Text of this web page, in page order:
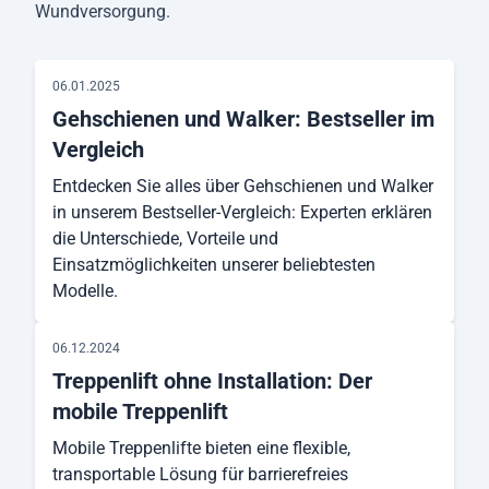
Wundversorgung.
06.01.2025
Gehschienen und Walker: Bestseller im
Vergleich
Entdecken Sie alles über Gehschienen und Walker
in unserem Bestseller-Vergleich: Experten erklären
die Unterschiede, Vorteile und
Einsatzmöglichkeiten unserer beliebtesten
Modelle.
06.12.2024
Treppenlift ohne Installation: Der
mobile Treppenlift
Mobile Treppenlifte bieten eine flexible,
transportable Lösung für barrierefreies